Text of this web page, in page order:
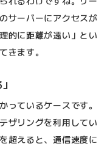
サーバーにアクセスが
的に距離が遠い」とい
きます。
っているケースです。
ザリングを利用してい
超えると、通信速度に